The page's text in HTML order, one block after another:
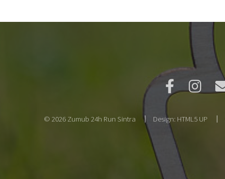
© 2026 Zumub 24h Run Sintra Design: HTML5 UP